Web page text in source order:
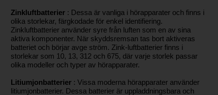
Zinkluftbatterier : Dessa är vanliga i hörapparater och finns i
olika storlekar, färgkodade för enkel identifiering.
Zinkluftbatterier använder syre från luften som en av sina
aktiva komponenter. När skyddsremsan tas bort aktiveras
batteriet och börjar avge ström. Zink-luftbatterier finns i
storlekar som 10, 13, 312 och 675, där varje storlek passar
olika modeller och typer av hörapparater.
Litiumjonbatterier : Vissa moderna hörapparater använder
litiumjonbatterier. Dessa batterier är uppladdningsbara och